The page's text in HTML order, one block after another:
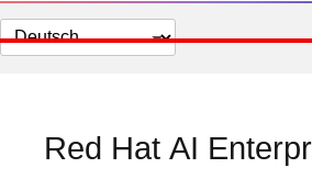
Sprache
auswählen